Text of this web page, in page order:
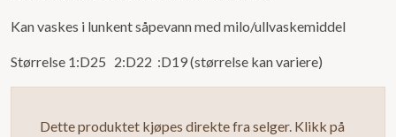
av
5
Kan vaskes i lunkent såpevann med milo/ullvaskemiddel
Størrelse 1:D25 2:D22 :D19 (størrelse kan variere)
Dette produktet kjøpes direkte fra selger. Klikk på